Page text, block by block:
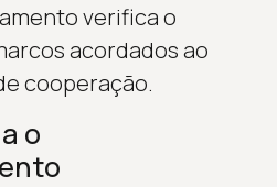
verifica o
acordados ao
cooperação.
o